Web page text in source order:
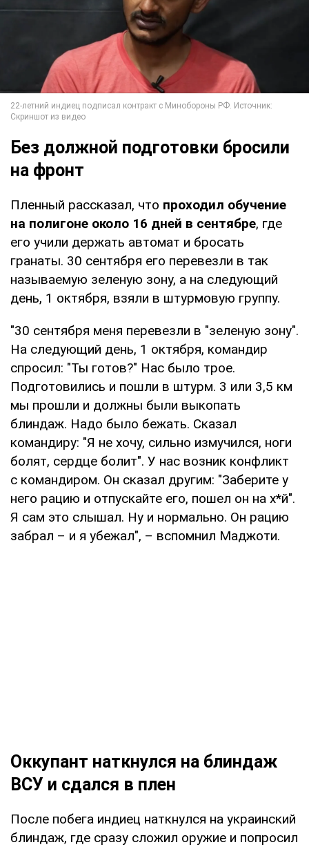
Без должной подготовки бросили
на фронт
Пленный рассказал, что проходил обучение
на полигоне около 16 дней в сентябре, где
его учили держать автомат и бросать
гранаты. 30 сентября его перевезли в так
называемую зеленую зону, а на следующий
день, 1 октября, взяли в штурмовую группу.
"30 сентября меня перевезли в "зеленую зону".
На следующий день, 1 октября, командир
спросил: "Ты готов?" Нас было трое.
Подготовились и пошли в штурм. 3 или 3,5 км
мы прошли и должны были выкопать
блиндаж. Надо было бежать. Сказал
командиру: "Я не хочу, сильно измучился, ноги
болят, сердце болит". У нас возник конфликт
с командиром. Он сказал другим: "Заберите у
него рацию и отпускайте его, пошел он на х*й".
Я сам это слышал. Ну и нормально. Он рацию
забрал – и я убежал", – вспомнил Маджоти.
Оккупант наткнулся на блиндаж
ВСУ и сдался в плен
После побега индиец наткнулся на украинский
блиндаж, где сразу сложил оружие и попросил